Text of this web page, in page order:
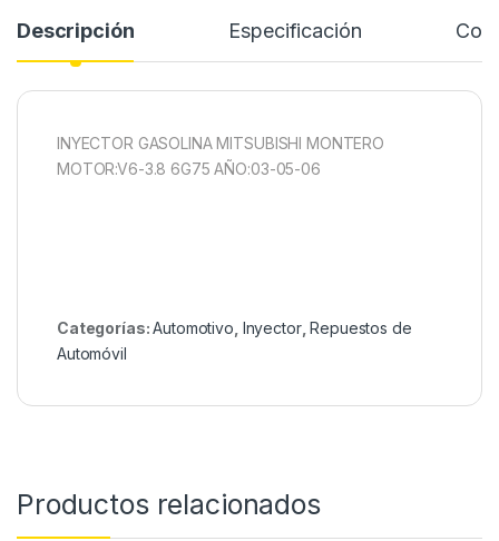
Descripción Especificación
INYECTOR GASOLINA MITSUBISHI MONTERO
MOTOR:V6-3.8 6G75 AÑO:03-05-06
Categorías:Automotivo Inyector,Repuestos de
Automóvil
Productos relacionados